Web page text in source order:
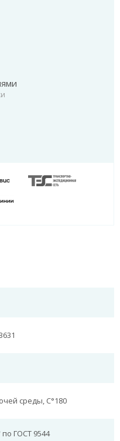
среды, С°180
ГОСТ 9544